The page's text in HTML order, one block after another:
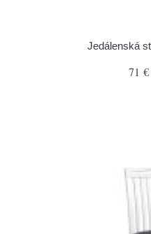
Jedálenská
71 €